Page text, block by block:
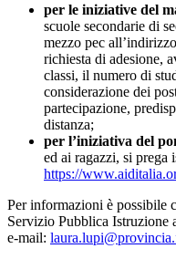
per le iniziative del
scuole secondarie di
mezzo pec
richiesta di adesione,
classi, il numero di
considerazione dei
partecipazione,
distanza;
per l’iniziativa del
ed ai ragazzi, si prega
https://
Per informazioni è possibile
Servizio Pubblica Istruzione
e-mail: